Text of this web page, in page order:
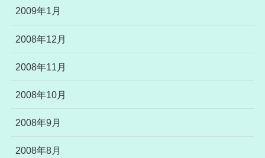
2009年1月
2008年12月
2008年11月
2008年10月
2008年9月
2008年8月